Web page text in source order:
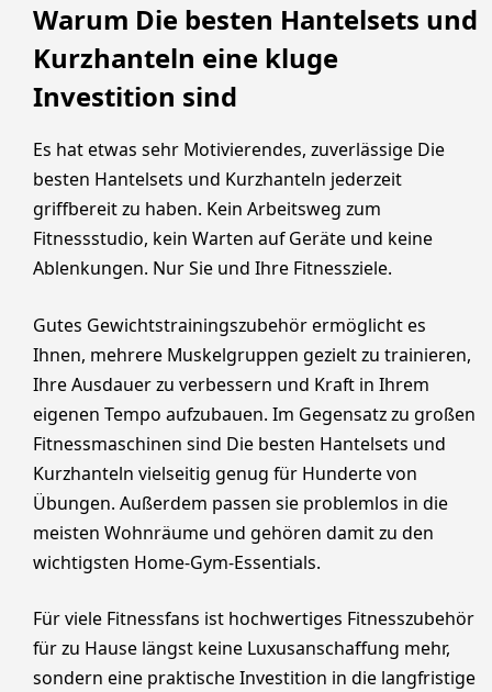
Warum Die besten Hantelsets und
Kurzhanteln eine kluge
Investition sind
Es hat etwas sehr Motivierendes, zuverlässige Die
besten Hantelsets und Kurzhanteln jederzeit
griffbereit zu haben. Kein Arbeitsweg zum
Fitnessstudio, kein Warten auf Geräte und keine
Ablenkungen. Nur Sie und Ihre Fitnessziele.
Gutes Gewichtstrainingszubehör ermöglicht es
Ihnen, mehrere Muskelgruppen gezielt zu trainieren,
Ihre Ausdauer zu verbessern und Kraft in Ihrem
eigenen Tempo aufzubauen. Im Gegensatz zu großen
Fitnessmaschinen sind Die besten Hantelsets und
Kurzhanteln vielseitig genug für Hunderte von
Übungen. Außerdem passen sie problemlos in die
meisten Wohnräume und gehören damit zu den
wichtigsten Home-Gym-Essentials.
Für viele Fitnessfans ist hochwertiges Fitnesszubehör
für zu Hause längst keine Luxusanschaffung mehr,
sondern eine praktische Investition in die langfristige